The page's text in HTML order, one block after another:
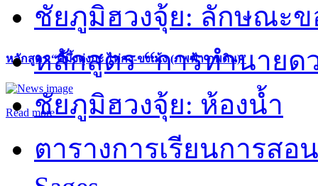
หลักสูตร “คี้มึ้งตุ่งกะ ไท่กง-ขงเม้ง (ภพฟ้า ภพดิน)”
Read more
ชัยภูมิฮวงจุ้ย: ลักษณะ
หลักสูตร “การทำนายด
ชัยภูมิฮวงจุ้ย: ห้องน้ำ
ตารางการเรียนการส